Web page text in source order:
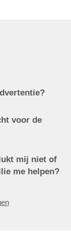
voor de
mij niet of
me helpen?